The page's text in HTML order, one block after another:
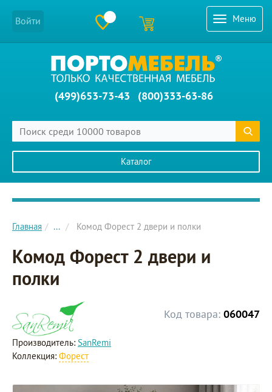
Меню
Войти
(499)653-73-43 (800)333-63-86
Каталог
Главное меню сайта
Главная ... Комод Форест 2 двери и полки
Комод Форест 2 двери и
полки
Код товара: 060047
Производитель: SanRemi
Коллекция: Форест